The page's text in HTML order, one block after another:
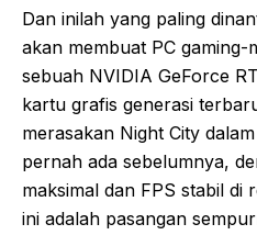
Dan inilah yang paling
akan membuat PC gaming-
sebuah NVIDIA GeForce
kartu grafis generasi
merasakan Night City
pernah ada sebelumnya,
maksimal dan FPS stabil di
ini adalah pasangan